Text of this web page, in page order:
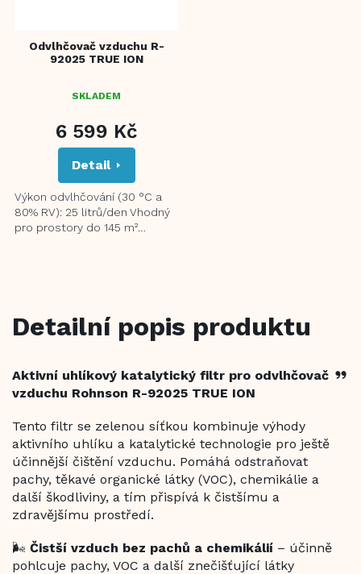
Odvlhčovač vzduchu R-
92025 TRUE ION
SKLADEM
6 599 Kč
Detail
Výkon odvlhčování (30 °C a
80% RV): 25 litrů/den Vhodný
pro prostory do 145 m²
Detailní popis produktu
Aktivní uhlíkový katalytický filtr pro odvlhčovač
vzduchu Rohnson R-92025 TRUE ION
Tento filtr se zelenou síťkou kombinuje výhody
aktivního uhlíku a katalytické technologie pro ještě
účinnější čištění vzduchu. Pomáhá odstraňovat
pachy, těkavé organické látky (VOC), chemikálie a
další škodliviny, a tím přispívá k čistšímu a
zdravějšímu prostředí.
🌬️ Čistší vzduch bez pachů a chemikálií – účinně
pohlcuje pachy, VOC a další znečišťující látky